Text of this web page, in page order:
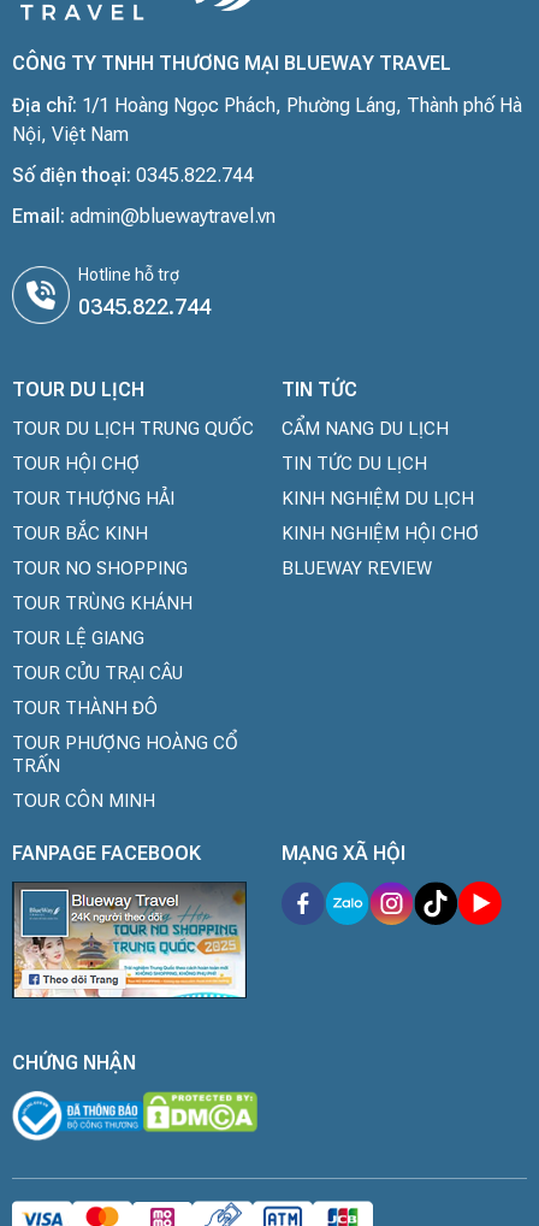
CÔNG TY TNHH THƯƠNG MẠI BLUEWAY TRAVEL
Địa chỉ: 1/1 Hoàng Ngọc Phách, Phường Láng, Thành phố Hà
Nội, Việt Nam
Số điện thoại: 0345.822.744
Email: admin@bluewaytravel.vn
Hotline hỗ trợ
0345.822.744
TOUR DU LỊCH
TOUR DU LỊCH TRUNG QUỐC
TOUR HỘI CHỢ
TOUR THƯỢNG HẢI
TOUR BẮC KINH
TOUR NO SHOPPING
TOUR TRÙNG KHÁNH
TOUR LỆ GIANG
TOUR CỬU TRẠI CÂU
TOUR THÀNH ĐÔ
TOUR PHƯỢNG HOÀNG CỔ
TRẤN
TOUR CÔN MINH
TIN TỨC
CẨM NANG DU LỊCH
TIN TỨC DU LỊCH
KINH NGHIỆM DU LỊCH
KINH NGHIỆM HỘI CHƠ
BLUEWAY REVIEW
FANPAGE FACEBOOK MẠNG XÃ HỘI
CHỨNG NHẬN